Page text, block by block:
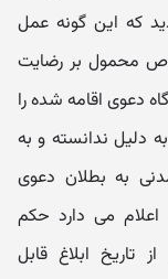
که این گونه عمل
محمول بر رضایت
دعوی اقامه شده را
دلیل ندانسته و به
مدنی به بطلان دعوی
می دارد حکم
ابلاغ قابل